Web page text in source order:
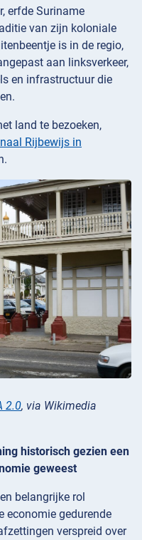
erfde Suriname
van zijn koloniale
is in de regio,
aan linksverkeer,
en infrastructuur die
land te bezoeken,
Rijbewijs in
2.0, via Wikimedia
historisch gezien een
geweest
belangrijke rol
economie gedurende
verspreid over